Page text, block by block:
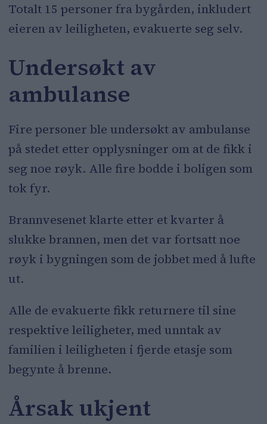
Totalt 15 personer fra bygården, inkludert
eieren av leiligheten, evakuerte seg selv.
Undersøkt av
ambulanse
Fire personer ble undersøkt av ambulanse
på stedet etter opplysninger om at de fikk i
seg noe røyk. Alle fire bodde i boligen som
tok fyr.
Brannvesenet klarte etter et kvarter å
slukke brannen, men det var fortsatt noe
røyk i bygningen som de jobbet med å lufte
ut.
Alle de evakuerte fikk returnere til sine
respektive leiligheter, med unntak av
familien i leiligheten i fjerde etasje som
begynte å brenne.
Årsak ukjent